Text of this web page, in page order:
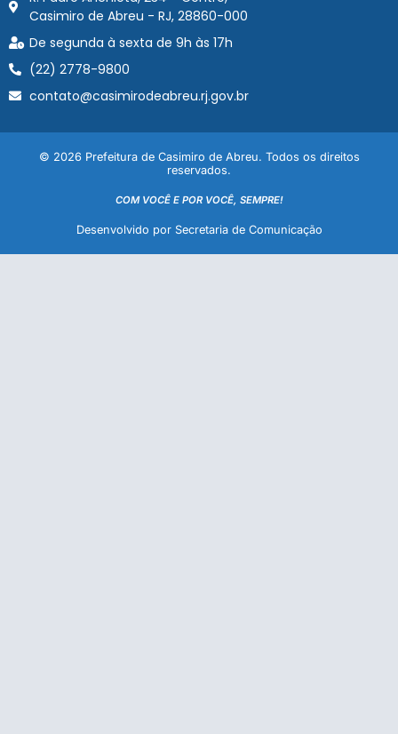
Casimiro de Abreu - RJ, 28860-000
De segunda à sexta de 9h às 17h
(22) 2778-9800
contato@casimirodeabreu.rj.gov.br
© 2026 Prefeitura de Casimiro de Abreu. Todos os direitos
reservados.
COM VOCÊ E POR VOCÊ, SEMPRE!
Desenvolvido por Secretaria de Comunicação